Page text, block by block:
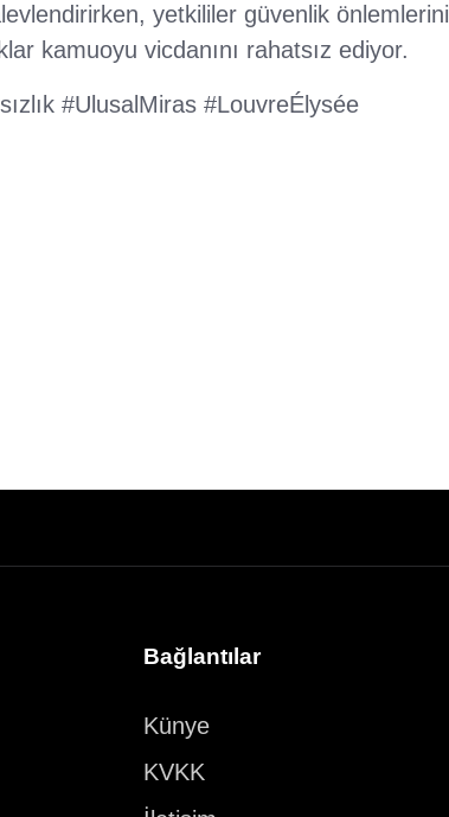
yetkililer güvenlik önlemlerini
kamuoyu vicdanını rahatsız ediyor.
#UlusalMiras #LouvreÉlysée
Bağlantılar
Künye
KVKK